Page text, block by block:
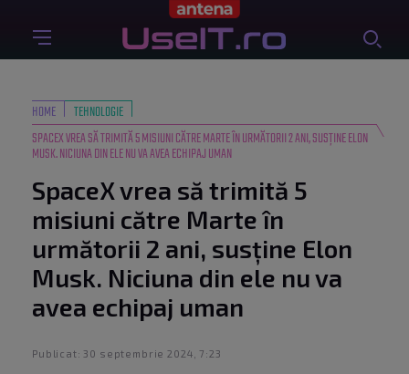
HOME
TEHNOLOGIE
SPACEX VREA SĂ TRIMITĂ 5 MISIUNI CĂTRE MARTE ÎN URMĂTORII 2 ANI, SUSȚINE ELON
MUSK. NICIUNA DIN ELE NU VA AVEA ECHIPAJ UMAN
SpaceX vrea să trimită 5
misiuni către Marte în
următorii 2 ani, susține Elon
Musk. Niciuna din ele nu va
avea echipaj uman
Publicat: 30 septembrie 2024, 7:23